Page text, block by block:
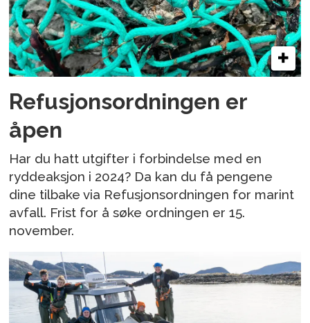
Refusjonsordningen er
åpen
Har du hatt utgifter i forbindelse med en
ryddeaksjon i 2024? Da kan du få pengene
dine tilbake via Refusjonsordningen for marint
avfall. Frist for å søke ordningen er 15.
november.